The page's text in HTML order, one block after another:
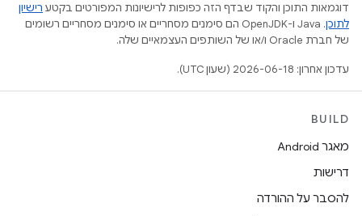
דוגמאות התוכן והקוד שבדף הזה כפופות לרישיונות המפורטים בקטע רישיון
לתוכן
.‏ Java ו-OpenJDK הם סימנים מסחריים או סימנים מסחריים רשומים
של חברת Oracle ו/או של השותפים העצמאיים שלה.
עדכון אחרון: 2026-06-18 (שעון UTC).
BUILD
מאגר Android
דרישות
להסבר על ההורדה